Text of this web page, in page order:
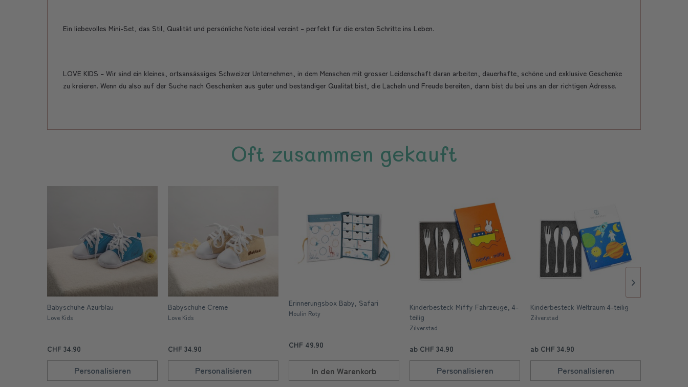
Ein liebevolles Mini-Set, das Stil, Qualität und persönliche Note ideal vereint – perfekt für die ersten Schritte ins Leben.
LOVE KIDS – Wir sind ein kleines, ortsansässiges Schweizer Unternehmen, in dem Menschen mit grosser Leidenschaft daran arbeiten, dauerhafte, schöne und exklusive Geschenke
zu kreieren. Wenn du also auf der Suche nach Geschenken aus guter und beständiger Qualität bist, die Lächeln und Freude bereiten, dann bist du bei uns an der richtigen Adresse.
Oft zusammen gekauft
Babyschuhe Azurblau
Love Kids
CHF 34.90
Personalisieren
Babyschuhe Creme
Love Kids
CHF 34.90
Personalisieren
Erinnerungsbox Baby, Safari
Moulin Roty
CHF 49.90
In den Warenkorb
Kinderbesteck Miffy Fahrzeuge, 4-
teilig
Zilverstad
ab CHF 34.90
Personalisieren
Kinderbesteck Weltraum 4-teilig
Zilverstad
ab CHF 34.90
Personalisieren